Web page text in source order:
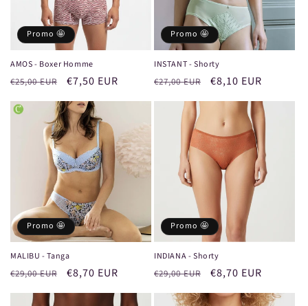
Promo 🤩
AMOS - Boxer Homme
Prix
habituel
€25,00 EUR
Prix
promotionnel
€7,50 EUR
Promo 🤩
INSTANT - Shorty
Prix
habituel
€27,00 EUR
Prix
promotionnel
€8,10 EUR
Promo 🤩
MALIBU - Tanga
Prix
habituel
€29,00 EUR
Prix
promotionnel
€8,70 EUR
Promo 🤩
INDIANA - Shorty
Prix
habituel
€29,00 EUR
Prix
promotionnel
€8,70 EUR